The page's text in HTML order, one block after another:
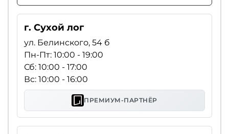
г. Сухой лог
ул. Белинского, 54 б
Пн-Пт: 10:00 - 19:00
Сб: 10:00 - 17:00
Вс: 10:00 - 16:00
ПРЕМИУМ-ПАРТНЁР